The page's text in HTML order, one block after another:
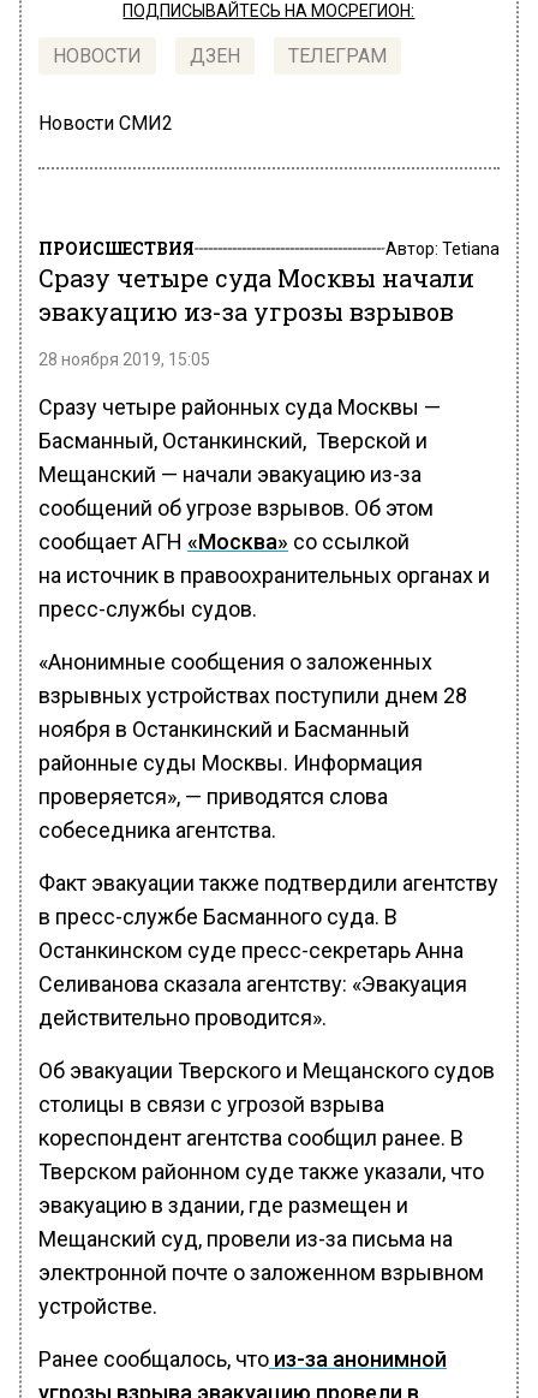
ПОДПИСЫВАЙТЕСЬ НА МОСРЕГИОН:
НОВОСТИ ДЗЕН ТЕЛЕГРАМ
Новости СМИ2
ПРОИСШЕСТВИЯ Автор: Tetiana
Сразу четыре суда Москвы начали
эвакуацию из-за угрозы взрывов
28 ноября 2019, 15:05
Сразу четыре районных суда Москвы —
Басманный, Останкинский, Тверской и
Мещанский — начали эвакуацию из-за
сообщений об угрозе взрывов. Об этом
сообщает АГН «Москва» со ссылкой
на источник в правоохранительных органах и
пресс-службы судов.
«Анонимные сообщения о заложенных
взрывных устройствах поступили днем 28
ноября в Останкинский и Басманный
районные суды Москвы. Информация
проверяется», — приводятся слова
собеседника агентства.
Факт эвакуации также подтвердили агентству
в пресс-службе Басманного суда. В
Останкинском суде пресс-секретарь Анна
Селиванова сказала агентству: «Эвакуация
действительно проводится».
Об эвакуации Тверского и Мещанского судов
столицы в связи с угрозой взрыва
кореспондент агентства сообщил ранее. В
Тверском районном суде также указали, что
эвакуацию в здании, где размещен и
Мещанский суд, провели из-за письма на
электронной почте о заложенном взрывном
устройстве.
Ранее сообщалось, что из-за анонимной
угрозы взрыва эвакуацию провели в